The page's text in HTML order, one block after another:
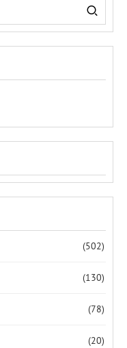
(502)
(130)
(78)
(20)